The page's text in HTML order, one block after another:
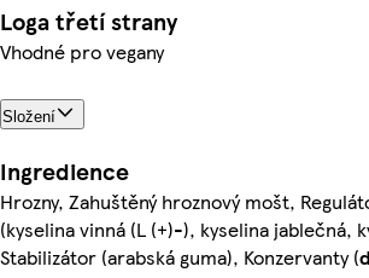
Loga třetí strany
Vhodné pro vegany
Složení
Ingredience
Hrozny, Zahuštěný hroznový mošt,
(kyselina vinná (L (+)-), kyselina jablečná,
Stabilizátor (arabská guma), Konzervanty (